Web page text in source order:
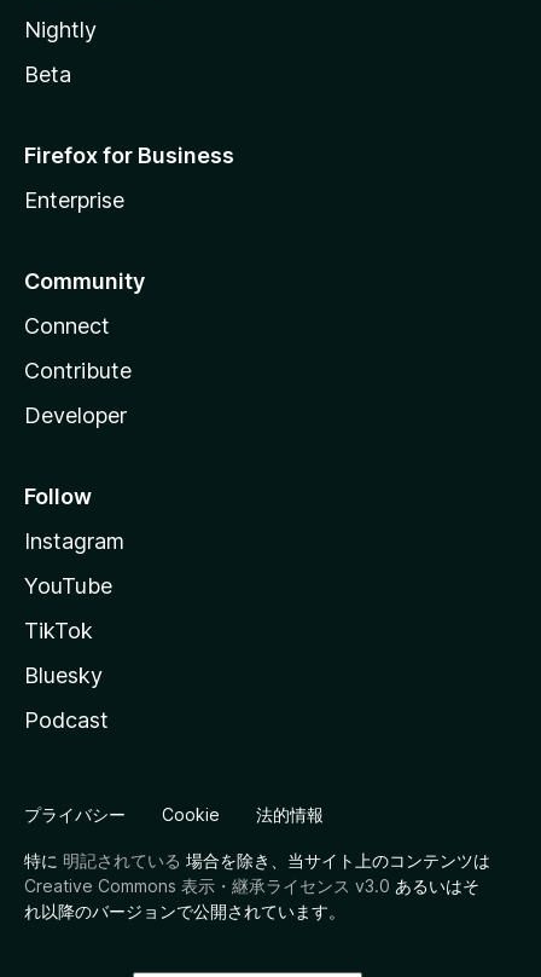
Nightly
Beta
Firefox for Business
Enterprise
Community
Connect
Contribute
Developer
Follow
Instagram
YouTube
TikTok
Bluesky
Podcast
プライバシー Cookie 法的情報
特に 明記されている 場合を除き、当サイト上のコンテンツは
Creative Commons 表示・継承ライセンス v3.0 あるいはそ
れ以降のバージョンで公開されています。